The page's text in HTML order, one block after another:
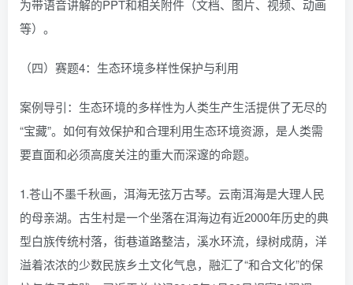
为带语音讲解的PPT和相关附件（文档、图片、视频、动画
等）。
（四）赛题4：生态环境多样性保护与利用
案例导引：生态环境的多样性为人类生产生活提供了无尽的
“宝藏”。如何有效保护和合理利用生态环境资源，是人类需
要直面和必须高度关注的重大而深邃的命题。
1.苍山不墨千秋画，洱海无弦万古琴。云南洱海是大理人民
的母亲湖。古生村是一个坐落在洱海边有近2000年历史的典
型白族传统村落，街巷道路整洁，溪水环流，绿树成荫，洋
溢着浓浓的少数民族乡土文化气息，融汇了“和合文化”的保